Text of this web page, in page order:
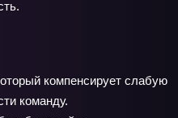
компенсирует слабую
команду.